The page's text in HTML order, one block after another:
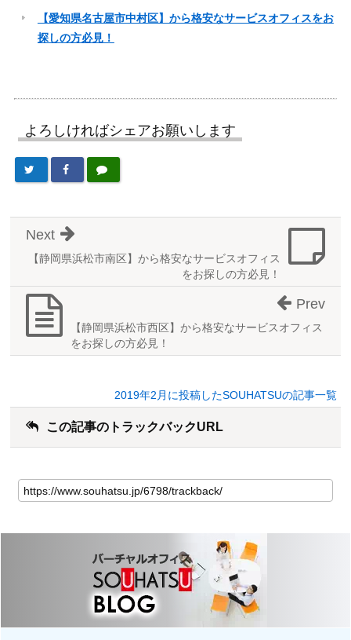
【愛知県名古屋市中村区】から格安なサービスオフィスをお
探しの方必見！
よろしければシェアお願いします
【静岡県浜松市南区】から格安なサービスオフィス
をお探しの方必見！
Next
【静岡県浜松市西区】から格安なサービスオフィス
をお探しの方必見！
Prev
2019年2月に投稿したSOUHATSUの記事一覧
この記事のトラックバックURL